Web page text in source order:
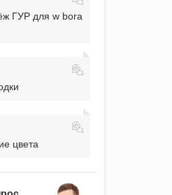
ГУР для w bora
цвета